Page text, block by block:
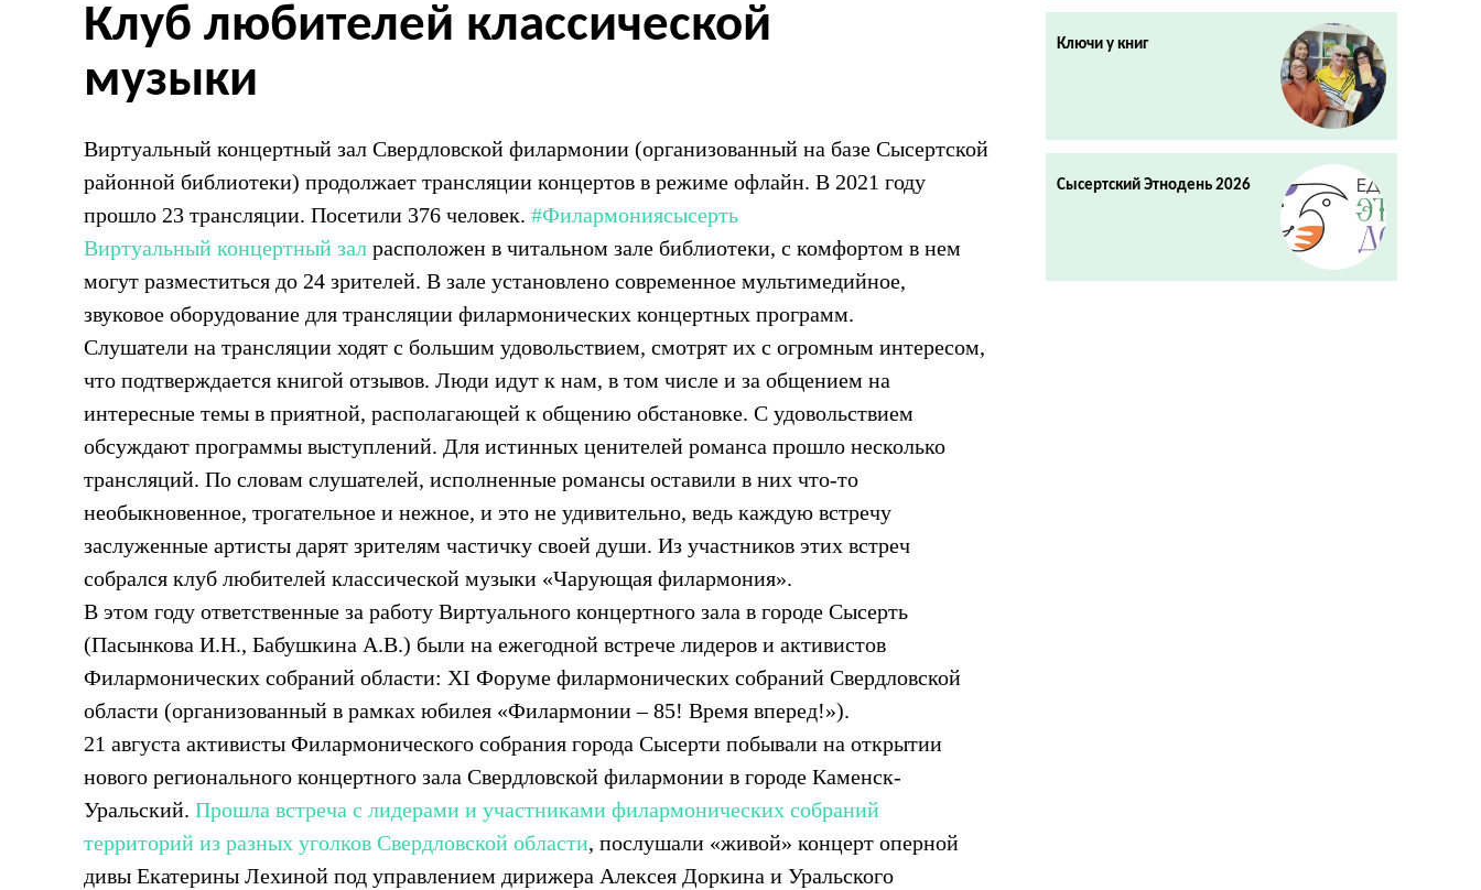
Клуб любителей классической
музыки
Виртуальный концертный зал Свердловской филармонии (организованный на базе Сысертской
районной библиотеки) продолжает трансляции концертов в режиме офлайн. В 2021 году
прошло 23 трансляции. Посетили 376 человек. #Филармониясысерть
Виртуальный концертный зал расположен в читальном зале библиотеки, с комфортом в нем
могут разместиться до 24 зрителей. В зале установлено современное мультимедийное,
звуковое оборудование для трансляции филармонических концертных программ.
Слушатели на трансляции ходят с большим удовольствием, смотрят их с огромным интересом,
что подтверждается книгой отзывов. Люди идут к нам, в том числе и за общением на
интересные темы в приятной, располагающей к общению обстановке. С удовольствием
обсуждают программы выступлений. Для истинных ценителей романса прошло несколько
трансляций. По словам слушателей, исполненные романсы оставили в них что-то
необыкновенное, трогательное и нежное, и это не удивительно, ведь каждую встречу
заслуженные артисты дарят зрителям частичку своей души. Из участников этих встреч
собрался клуб любителей классической музыки «Чарующая филармония».
В этом году ответственные за работу Виртуального концертного зала в городе Сысерть
(Пасынкова И.Н., Бабушкина А.В.) были на ежегодной встрече лидеров и активистов
Филармонических собраний области: ХI Форуме филармонических собраний Свердловской
области (организованный в рамках юбилея «Филармонии – 85! Время вперед!»).
21 августа активисты Филармонического собрания города Сысерти побывали на открытии
нового регионального концертного зала Свердловской филармонии в городе Каменск-
Уральский. Прошла встреча с лидерами и участниками филармонических собраний
территорий из разных уголков Свердловской области, послушали «живой» концерт оперной
дивы Екатерины Лехиной под управлением дирижера Алексея Доркина и Уральского
Ключи у книг
Сысертский Этнодень 2026